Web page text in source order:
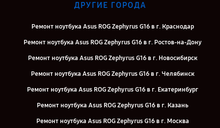
ДРУГИЕ ГОРОДА
Ремонт ноутбука Asus ROG Zephyrus G16 в г. Краснодар
Ремонт ноутбука Asus ROG Zephyrus G16 в г. Ростов-на-Дону
Ремонт ноутбука Asus ROG Zephyrus G16 в г. Новосибирск
Ремонт ноутбука Asus ROG Zephyrus G16 в г. Челябинск
Ремонт ноутбука Asus ROG Zephyrus G16 в г. Екатеринбург
Ремонт ноутбука Asus ROG Zephyrus G16 в г. Казань
Ремонт ноутбука Asus ROG Zephyrus G16 в г. Москва